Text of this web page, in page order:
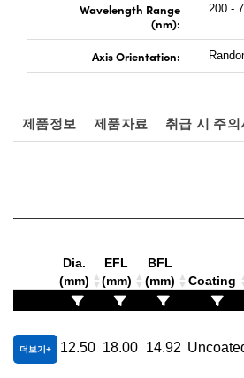
Wavelength Range
(nm):
200 -
Axis Orientation:
제품정보 제품자료 취급 시 주의
Dia.
(mm)
EFL
(mm)
BFL
(mm)
Coating
더보기 12.50 18.00 14.92